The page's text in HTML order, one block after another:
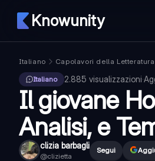
Knowunity
Italiano Capolavori della
Italiano
2.885 visualizzazioni·
Il giovane
Analisi, e
clizia barbagli
@clizietta
Segui